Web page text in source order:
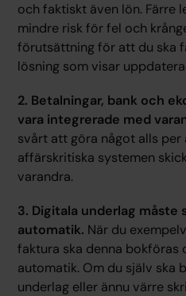
och faktiskt även lön. Färre
mindre risk för fel och
förutsättning för att du ska
lösning som visar
2. Betalningar, bank och
vara integrerade med
svårt att göra något alls
affärskritiska systemen
varandra.
3. Digitala underlag måste
automatik. När du
faktura ska denna bokföras
automatik. Om du själv ska
underlag eller ännu värre